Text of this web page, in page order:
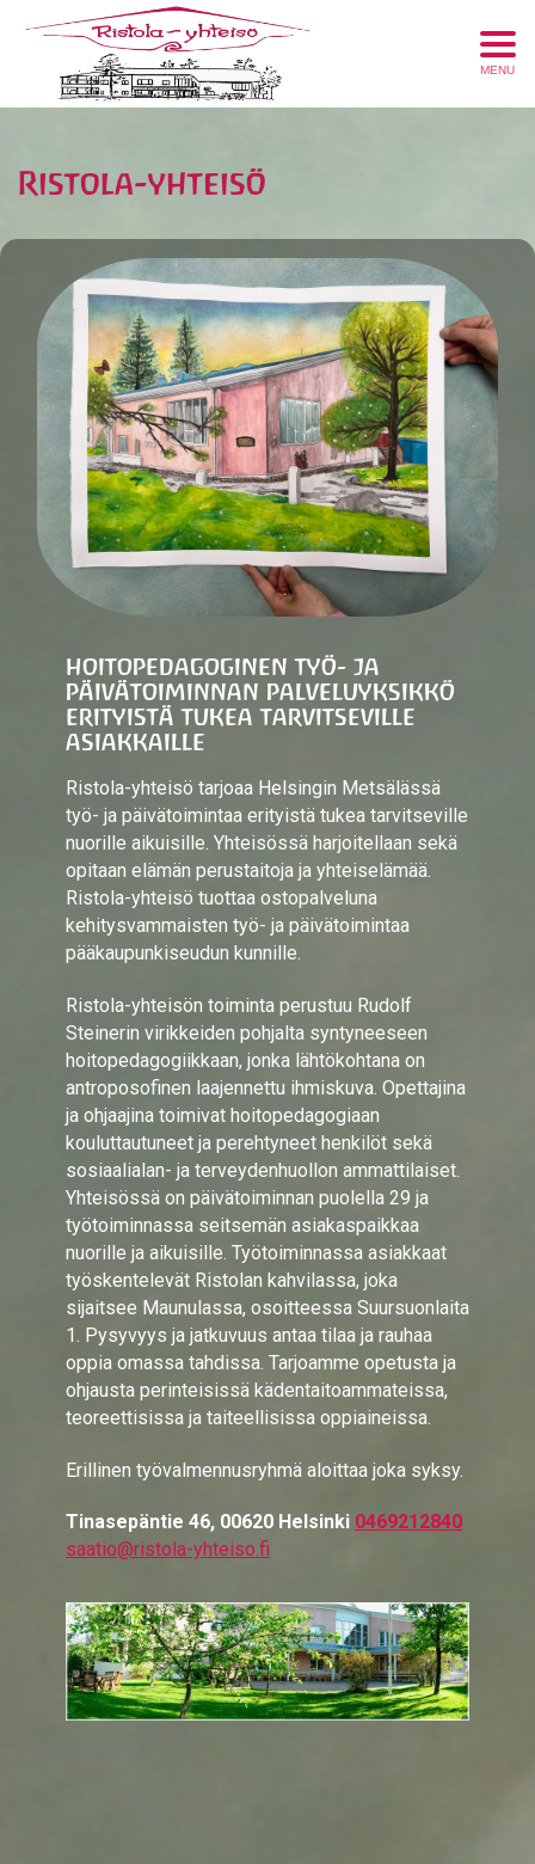
MENU
Ristola-yhteisö
HOITOPEDAGOGINEN TYÖ- JA
PÄIVÄTOIMINNAN PALVELUYKSIKKÖ
ERITYISTÄ TUKEA TARVITSEVILLE
ASIAKKAILLE
Ristola-yhteisö tarjoaa Helsingin Metsälässä
työ- ja päivätoimintaa erityistä tukea tarvitseville
nuorille aikuisille. Yhteisössä harjoitellaan sekä
opitaan elämän perustaitoja ja yhteiselämää.
Ristola-yhteisö tuottaa ostopalveluna
kehitysvammaisten työ- ja päivätoimintaa
pääkaupunkiseudun kunnille.
Ristola-yhteisön toiminta perustuu Rudolf
Steinerin virikkeiden pohjalta syntyneeseen
hoitopedagogiikkaan, jonka lähtökohtana on
antroposofinen laajennettu ihmiskuva. Opettajina
ja ohjaajina toimivat hoitopedagogiaan
kouluttautuneet ja perehtyneet henkilöt sekä
sosiaalialan- ja terveydenhuollon ammattilaiset.
Yhteisössä on päivätoiminnan puolella 29 ja
työtoiminnassa seitsemän asiakaspaikkaa
nuorille ja aikuisille. Työtoiminnassa asiakkaat
työskentelevät Ristolan kahvilassa, joka
sijaitsee Maunulassa, osoitteessa Suursuonlaita
1. Pysyvyys ja jatkuvuus antaa tilaa ja rauhaa
oppia omassa tahdissa. Tarjoamme opetusta ja
ohjausta perinteisissä kädentaitoammateissa,
teoreettisissa ja taiteellisissa oppiaineissa.
Erillinen työvalmennusryhmä aloittaa joka syksy.
Tinasepäntie 46, 00620 Helsinki 0469212840
saatio@ristola-yhteiso.fi